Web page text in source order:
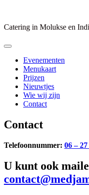
content
Catering in Molukse en
Evenementen
Menukaart
Prijzen
Nieuwtjes
Wie wij zijn
Contact
Contact
Telefoonnummer: 06 –
U kunt ook